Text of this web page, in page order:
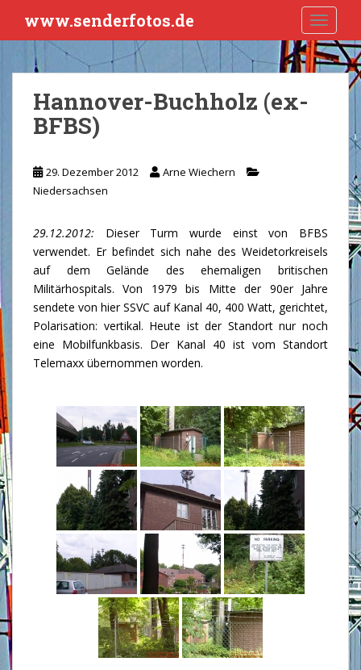
i
t
www.senderfotos.de
Hannover-Buchholz (ex-
BFBS)
29. Dezember 2012
Arne Wiechern
Niedersachsen
29.12.2012: Dieser Turm wurde einst von BFBS
verwendet. Er befindet sich nahe des Weidetorkreisels
auf dem Gelände des ehemaligen britischen
Militärhospitals. Von 1979 bis Mitte der 90er Jahre
sendete von hier SSVC auf Kanal 40, 400 Watt, gerichtet,
Polarisation: vertikal. Heute ist der Standort nur noch
eine Mobilfunkbasis. Der Kanal 40 ist vom Standort
Telemaxx übernommen worden.